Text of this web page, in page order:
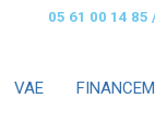
05 61 00 14 85
VAE